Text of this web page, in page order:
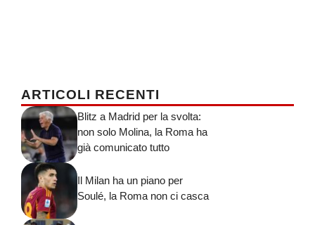
ARTICOLI RECENTI
Blitz a Madrid per la svolta:
non solo Molina, la Roma ha
già comunicato tutto
Il Milan ha un piano per
Soulé, la Roma non ci casca